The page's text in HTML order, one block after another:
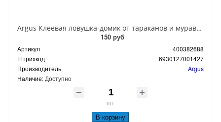
Argus Клеевая ловушка-домик от тараканов и муравьев
150 руб
Артикул
400382688
Штрихкод
6930127001427
Производитель
Argus
Наличие: Доступно
шт
В корзину